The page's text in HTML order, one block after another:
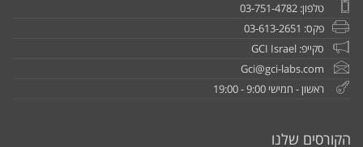
טלפון: 03-751-4782
פקס: 03-613-2651
סקייפ: GCI Israel
Gci@gci-labs.com
ראשון - חמישי 9:00 - 19:00
הקורסים שלנו